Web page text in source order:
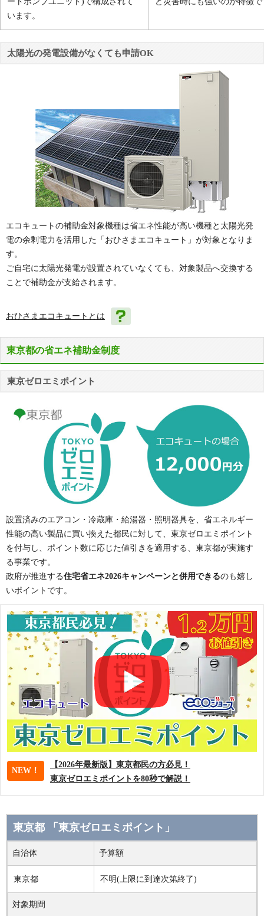
います。
太陽光の発電設備がなくても申請OK
エコキュートの補助金対象機種は省エネ性能が高い機種と太陽光発
電の余剰電力を活用した「おひさまエコキュート」が対象となりま
す。
ご自宅に太陽光発電が設置されていなくても、対象製品へ交換する
ことで補助金が支給されます。
おひさまエコキュートとは
東京都の省エネ補助金制度
東京ゼロエミポイント
設置済みのエアコン・冷蔵庫・給湯器・照明器具を、省エネルギー
性能の高い製品に買い換えた都民に対して、東京ゼロエミポイント
を付与し、ポイント数に応じた値引きを適用する、東京都が実施す
る事業です。
政府が推進する住宅省エネ2026キャンペーンと併用できるのも嬉し
いポイントです。
NEW！
【2026年最新版】東京都民の方必見！
東京ゼロエミポイントを80秒で解説！
東京都 「東京ゼロエミポイント」
自治体 予算額
東京都 不明(上限に到達次第終了)
対象期間